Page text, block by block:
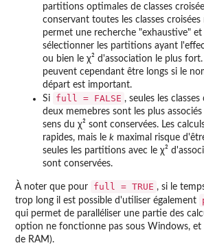
partitions optimales de classes
conservant toutes les classes croisées
permet une recherche "exhaustive"
sélectionner les partitions ayant
ou bien le χ² d'association le plus fort.
peuvent cependant être longs si le
départ est important.
Si
full = FALSE , seules les
deux memebres sont les plus
sens du χ² sont conservées. Les
rapides, mais le k maximal risque
seules les partitions avec le χ²
sont conservées.
À noter que pour full = TRUE , si le
trop long il est possible d'utiliser également
qui permet de paralléliser une partie des
option ne fonctionne pas sous Windows, et
de RAM).